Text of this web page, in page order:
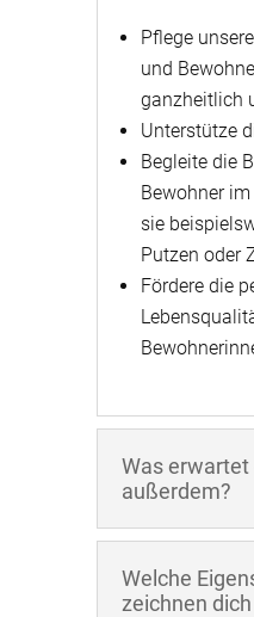
Pflege
und
ganzheitlich
Unterstütze
Begleite die
Bewohner
sie
Putzen oder
Fördere die
Was erwartet
außerdem?
Welche
zeichnen